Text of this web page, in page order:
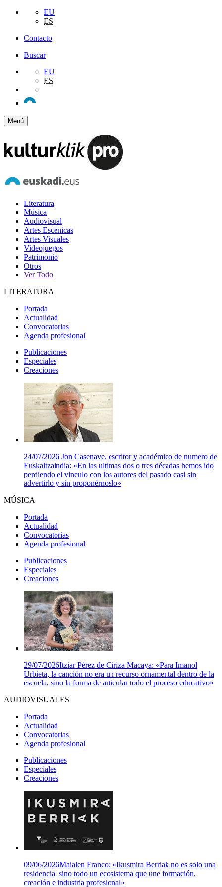
EU
ES
Contacto
Buscar
EU
ES
Menú
Literatura
Música
Audiovisual
Artes Escénicas
Artes Visuales
Videojuegos
Patrimonio
Otros
Ver Todo
LITERATURA
Portada
Actualidad
Convocatorias
Agenda profesional
Publicaciones
Especiales
Creaciones
24/07/2026 Jon Casenave, escritor y académico de numero de
Euskaltzaindia: «En las ultimas dos o tres décadas hemos ido
perdiendo el vinculo con los autores del pasado casi sin
advertirlo y sin proponérnoslo»
MÚSICA
Portada
Actualidad
Convocatorias
Agenda profesional
Publicaciones
Especiales
Creaciones
29/07/2026Itziar Pérez de Ciriza Macaya: «Para Imanol
Urbieta, la canción no era un recurso ornamental dentro de la
escuela, sino la forma de articular todo el proceso educativo»
AUDIOVISUALES
Portada
Actualidad
Convocatorias
Agenda profesional
Publicaciones
Especiales
Creaciones
09/06/2026Maialen Franco: «Ikusmira Berriak no es solo una
residencia; sino todo un ecosistema que une formación,
creación e industria profesional»